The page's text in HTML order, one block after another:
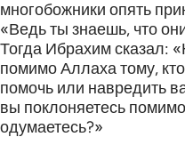
многобожники опять
«Ведь ты знаешь, что
Тогда Ибрахим сказал:
помимо Аллаха тому,
помочь или навредить
вы поклоняетесь
одумаетесь?»